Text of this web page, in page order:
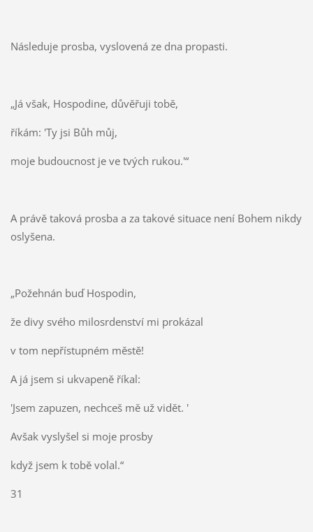
Následuje prosba, vyslovená ze dna propasti.
„Já však, Hospodine, důvěřuji tobě,
říkám: 'Ty jsi Bůh můj,
moje budoucnost je ve tvých rukou.'“
A právě taková prosba a za takové situace není Bohem nikdy
oslyšena.
„Požehnán buď Hospodin,
že divy svého milosrdenství mi prokázal
v tom nepřístupném městě!
A já jsem si ukvapeně říkal:
'Jsem zapuzen, nechceš mě už vidět. '
Avšak vyslyšel si moje prosby
když jsem k tobě volal.“
31